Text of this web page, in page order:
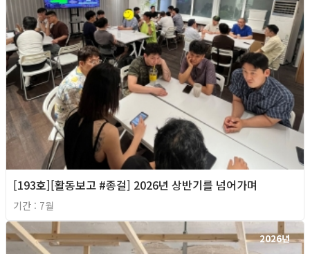
[193호][활동보고 #종걸] 2026년 상반기를 넘어가며
기간 : 7월
2026년